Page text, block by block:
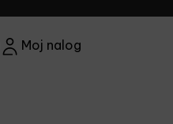
Moj nalog